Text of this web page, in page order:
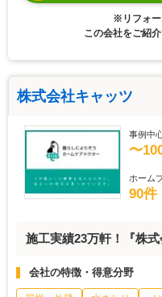
※リフォー
この会社をご紹
株式会社キャッツ
事例中
〜
ホーム
90件
施工実績23万軒！『株
会社の特徴・得意分野